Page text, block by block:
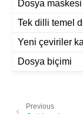
Dosya maskesi
Tek dilli temel
Yeni çeviriler
Dosya biçimi
Previous